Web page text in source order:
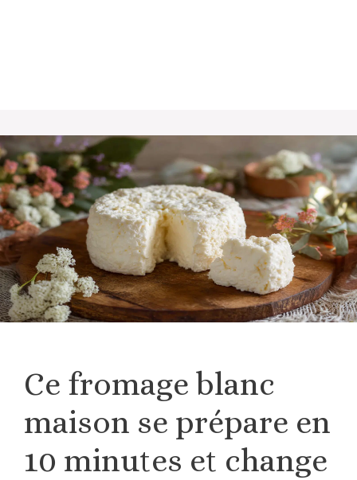
Ce fromage blanc
maison se prépare en
10 minutes et change